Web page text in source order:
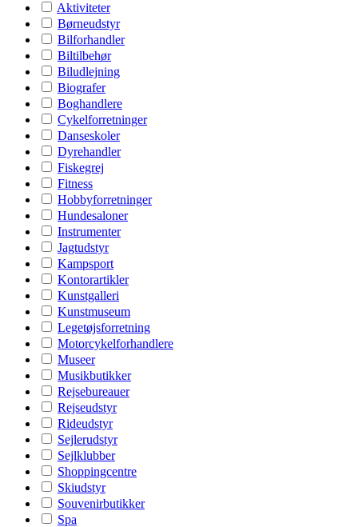
Aktiviteter
Børneudstyr
Bilforhandler
Biltilbehør
Biludlejning
Biografer
Boghandlere
Cykelforretninger
Danseskoler
Dyrehandler
Fiskegrej
Fitness
Hobbyforretninger
Hundesaloner
Instrumenter
Jagtudstyr
Kampsport
Kontorartikler
Kunstgalleri
Kunstmuseum
Legetøjsforretning
Motorcykelforhandlere
Museer
Musikbutikker
Rejsebureauer
Rejseudstyr
Rideudstyr
Sejlerudstyr
Sejlklubber
Shoppingcentre
Skiudstyr
Souvenirbutikker
Spa